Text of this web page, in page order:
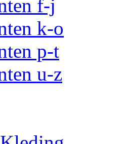
f-j
k-o
p-t
u-z